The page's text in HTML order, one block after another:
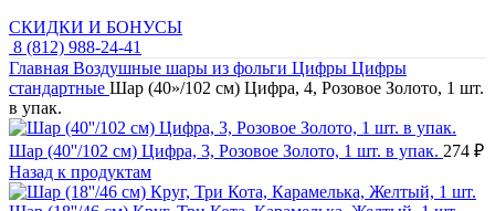
СКИДКИ И БОНУСЫ
8 (812) 988-24-41
Главная Воздушные шары из фольги Цифры Цифры
стандартные Шар (40»/102 см) Цифра, 4, Розовое Золото, 1 шт.
в упак.
Шар (40''/102 см) Цифра, 3, Розовое Золото, 1 шт. в упак. 274 ₽
Назад к продуктам